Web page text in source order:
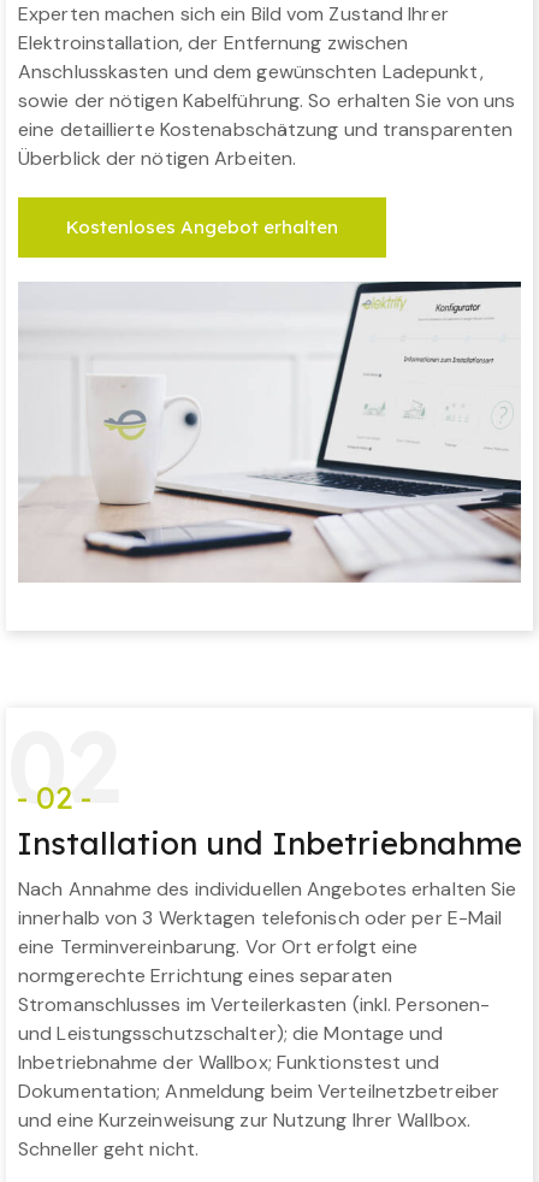
Experten machen sich ein Bild vom Zustand Ihrer
Elektroinstallation, der Entfernung zwischen
Anschlusskasten und dem gewünschten Ladepunkt,
sowie der nötigen Kabelführung. So erhalten Sie von uns
eine detaillierte Kostenabschätzung und transparenten
Überblick der nötigen Arbeiten.
Kostenloses Angebot erhalten
02
- 02 -
Installation und Inbetriebnahme
Nach Annahme des individuellen Angebotes erhalten Sie
innerhalb von 3 Werktagen telefonisch oder per E-Mail
eine Terminvereinbarung. Vor Ort erfolgt eine
normgerechte Errichtung eines separaten
Stromanschlusses im Verteilerkasten (inkl. Personen-
und Leistungsschutzschalter); die Montage und
Inbetriebnahme der Wallbox; Funktionstest und
Dokumentation; Anmeldung beim Verteilnetzbetreiber
und eine Kurzeinweisung zur Nutzung Ihrer Wallbox.
Schneller geht nicht.